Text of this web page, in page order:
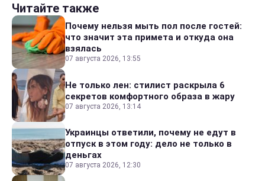
Читайте также
Почему нельзя мыть пол после гостей:
что значит эта примета и откуда она
взялась
07 августа 2026, 13:55
Не только лен: стилист раскрыла 6
секретов комфортного образа в жару
07 августа 2026, 13:14
Украинцы ответили, почему не едут в
отпуск в этом году: дело не только в
деньгах
07 августа 2026, 12:30